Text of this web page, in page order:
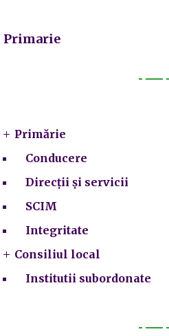
Primarie
Primărie
Conducere
Direcții și servicii
SCIM
Integritate
Consiliul local
Institutii subordonate